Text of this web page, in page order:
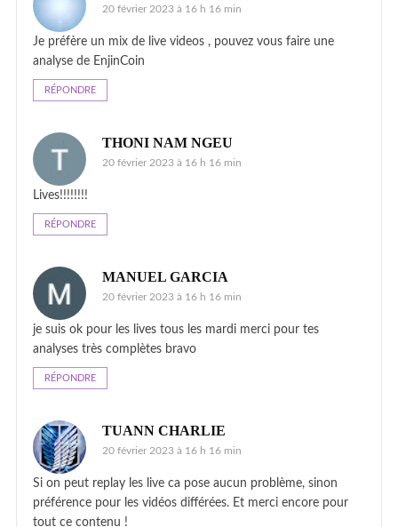
20 février 2023 à 16 h 16 min
Je préfère un mix de live videos , pouvez vous faire une
analyse de EnjinCoin
RÉPONDRE
THONI NAM NGEU
20 février 2023 à 16 h 16 min
Lives!!!!!!!!
RÉPONDRE
MANUEL GARCIA
20 février 2023 à 16 h 16 min
je suis ok pour les lives tous les mardi merci pour tes
analyses très complètes bravo
RÉPONDRE
TUANN CHARLIE
20 février 2023 à 16 h 16 min
Si on peut replay les live ca pose aucun problème, sinon
préférence pour les vidéos différées. Et merci encore pour
tout ce contenu !